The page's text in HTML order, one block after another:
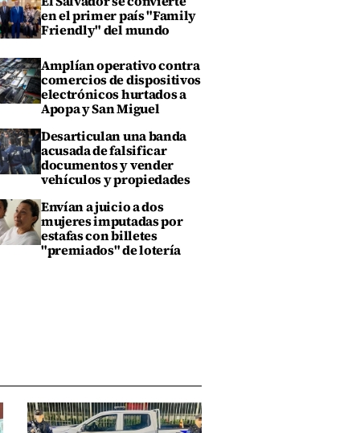
en el primer país "Family
Friendly" del mundo
Amplían operativo contra
comercios de dispositivos
electrónicos hurtados a
Apopa y San Miguel
Desarticulan una banda
acusada de falsificar
documentos y vender
vehículos y propiedades
Envían a juicio a dos
mujeres imputadas por
estafas con billetes
"premiados" de lotería